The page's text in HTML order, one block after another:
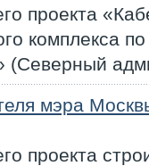
проекта
комплекса
мэра
проекта